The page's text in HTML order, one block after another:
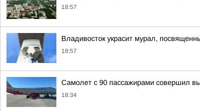
18:57
Владивосток украсит мурал,
18:57
Самолет с 90 пассажирами совершил
18:34